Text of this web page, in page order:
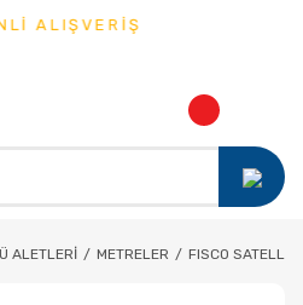
ALIŞVERİŞ
ALETLERİ METRELER FISCO